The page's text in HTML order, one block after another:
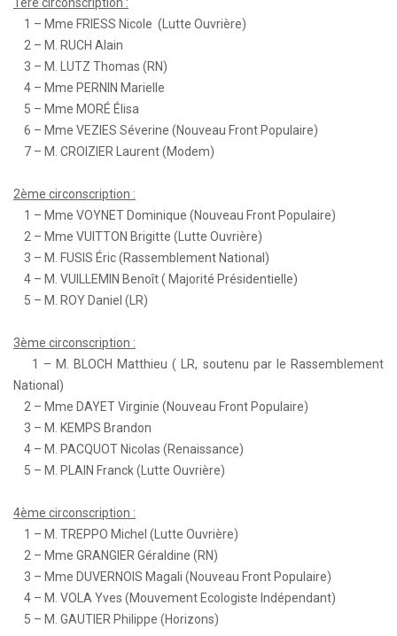
1 – Mme FRIESS Nicole (Lutte Ouvrière)
2 – M. RUCH Alain
3 – M. LUTZ Thomas (RN)
4 – Mme PERNIN Marielle
5 – Mme MORÉ Élisa
6 – Mme VEZIES Séverine (Nouveau Front Populaire)
7 – M. CROIZIER Laurent (Modem)
2ème circonscription :
1 – Mme VOYNET Dominique (Nouveau Front Populaire)
2 – Mme VUITTON Brigitte (Lutte Ouvrière)
3 – M. FUSIS Éric (Rassemblement National)
4 – M. VUILLEMIN Benoît ( Majorité Présidentielle)
5 – M. ROY Daniel (LR)
3ème circonscription :
1 – M. BLOCH Matthieu ( LR, soutenu par le Rassemblement
National)
2 – Mme DAYET Virginie (Nouveau Front Populaire)
3 – M. KEMPS Brandon
4 – M. PACQUOT Nicolas (Renaissance)
5 – M. PLAIN Franck (Lutte Ouvrière)
4ème circonscription :
1 – M. TREPPO Michel (Lutte Ouvrière)
2 – Mme GRANGIER Géraldine (RN)
3 – Mme DUVERNOIS Magali (Nouveau Front Populaire)
4 – M. VOLA Yves (Mouvement Ecologiste Indépendant)
5 – M. GAUTIER Philippe (Horizons)